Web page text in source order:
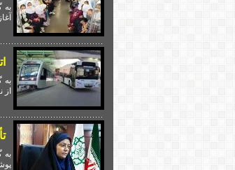
به
به